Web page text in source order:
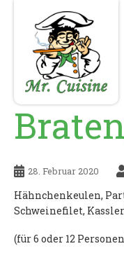
28. Februar 2020
Hähnchenkeulen,
Schweinefilet,
(für 6 oder 12